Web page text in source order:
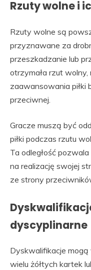
Rzuty wolne i
Rzuty wolne są
przyznawane za
przeszkadzanie lub
otrzymała rzut
zaawansowania piłki
przeciwnej.
Gracze muszą być
piłki podczas rzutu
Ta odległość
na realizację swojej
ze strony
dyscyplinarne
Dyskwalifikacje
wielu żółtych kartek